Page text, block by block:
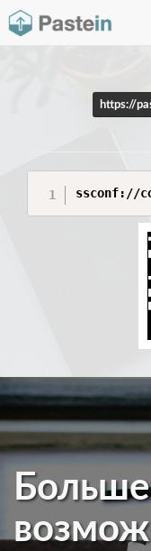
https://
ssconf://
Больше